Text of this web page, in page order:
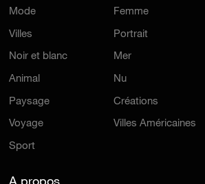
Villes
Noir et blanc
Animal
Paysage
Voyage
Sport
Portrait
Mer
Nu
Créations
Villes Américaines